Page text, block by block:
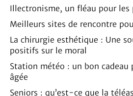
Illectronisme, un fléau pour les
Meilleurs sites de rencontre
La chirurgie esthétique : Une
positifs sur le moral
Station météo : un bon cadeau
âgée
Seniors : qu’est-ce que la